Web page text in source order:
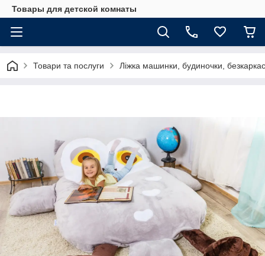
Товары для детской комнаты
Товари та послуги Ліжка машинки, будиночки,